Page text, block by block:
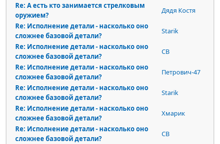
Re: А есть кто занимается стрелковым
оружием?
Дядя Костя
Re: Исполнение детали - насколько оно
сложнее базовой детали?
Starik
Re: Исполнение детали - насколько оно
сложнее базовой детали?
СВ
Re: Исполнение детали - насколько оно
сложнее базовой детали?
Петрович-47
Re: Исполнение детали - насколько оно
сложнее базовой детали?
Starik
Re: Исполнение детали - насколько оно
сложнее базовой детали?
Хмарик
Re: Исполнение детали - насколько оно
сложнее базовой детали?
СВ